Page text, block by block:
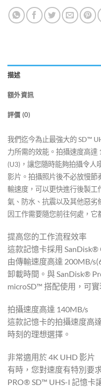
描述
額外資訊
評價 (0)
我們迄今為止最強大的 SD™
力所需的效能。拍攝速度高達
(U3)，讓您隨時能夠拍攝令人
影片 。拍攝照片後不必放慢
輸速度，可以更快進行後製工
氣、防水、抗震以及其他惡
因工作需要隨您前往何處，它
提高您的工作流程效率
這款記憶卡採用
由傳輸速度高達 200MB/
卸載時間。與 SanDisk®
microSD™ 搭配使用，可
拍攝速度高達 140MB/s
這款記憶卡的拍攝速度高
時刻的理想選擇。
非常適用於 4K UHD 影片
有時，您對速度有特別要
PRO® SD™ UHS-I 記憶卡